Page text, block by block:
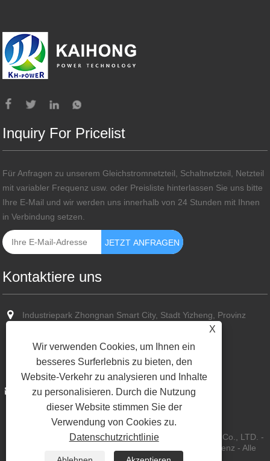
Inquiry For Pricelist
Für Anfragen zu unserem Gleichstromnetzteil, Schaltnetzteil, Netzteil
mit variabler Frequenz usw. oder Preisliste hinterlassen Sie uns bitte
Ihre E-Mail und wir werden uns innerhalb von 24 Stunden mit Ihnen
in Verbindung setzen.
Kontaktiere uns
Industriepark Zhongnan Smart City, Stadt Yizheng, Provinz
+86-13773587351
sun@cn-hvps.com
Copyright © 2023 Yangzhou Kaihong Power Technology Co., LTD. -
DC-Netzteil, Schaltnetzteil, Netzteil mit variabler Frequenz - Alle
Rechte vorbehalten.
X
Wir verwenden Cookies, um Ihnen ein
besseres Surferlebnis zu bieten, den
Website-Verkehr zu analysieren und Inhalte
zu personalisieren. Durch die Nutzung
dieser Website stimmen Sie der
Verwendung von Cookies zu.
Datenschutzrichtlinie